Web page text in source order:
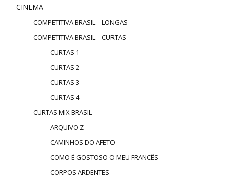
CINEMA
COMPETITIVA BRASIL – LONGAS
COMPETITIVA BRASIL – CURTAS
CURTAS 1
CURTAS 2
CURTAS 3
CURTAS 4
CURTAS MIX BRASIL
ARQUIVO Z
CAMINHOS DO AFETO
COMO É GOSTOSO O MEU FRANCÊS
CORPOS ARDENTES